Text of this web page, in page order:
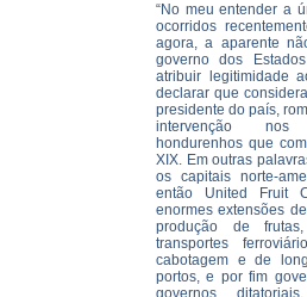
“No meu entender a
ocorridos
agora, a aparente
governo dos
atribuir legitimidade
declarar que
presidente do país,
intervenção nos
hondurenhos que
XIX. Em outras
os capitais norte-
então United Fruit
enormes extensões
produção de
transportes
cabotagem e de
portos, e por fim
governos